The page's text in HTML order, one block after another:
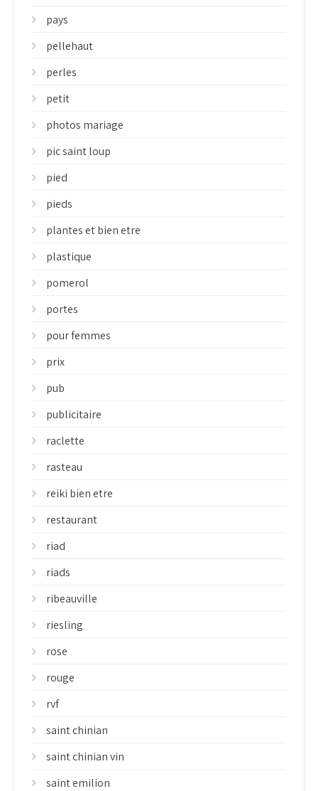
pays
pellehaut
perles
petit
photos mariage
pic saint loup
pied
pieds
plantes et bien etre
plastique
pomerol
portes
pour femmes
prix
pub
publicitaire
raclette
rasteau
reiki bien etre
restaurant
riad
riads
ribeauville
riesling
rose
rouge
rvf
saint chinian
saint chinian vin
saint emilion